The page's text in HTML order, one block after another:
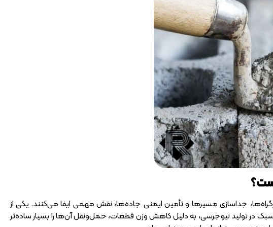
جداسازی مسیرها و تأمین ایمنی جاده‌ها، نقش مهمی ایفا می‌کنند. یکی از
در تولید نیوجرسی، به دلیل کاهش وزن قطعات، حمل‌ونقل آن‌ها را بسیار ساده‌تر